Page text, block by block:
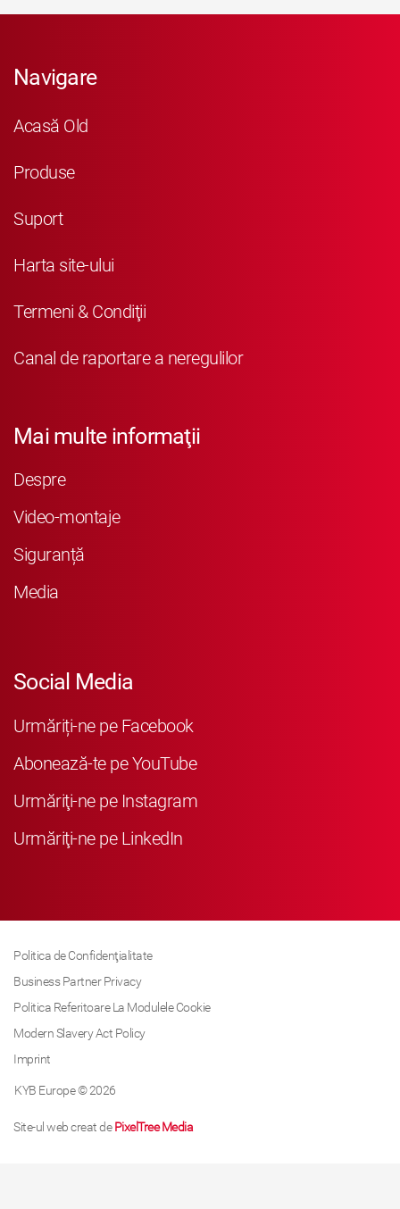
Navigare
Acasă Old
Produse
Suport
Harta site-ului
Termeni & Condiţii
Canal de raportare a neregulilor
Mai multe informaţii
Despre
Video-montaje
Siguranță
Media
Social Media
Urmăriți-ne pe Facebook
Abonează-te pe YouTube
Urmăriţi-ne pe Instagram
Urmăriţi-ne pe LinkedIn
Politica de Confidenţialitate
Business Partner Privacy
Politica Referitoare La Modulele Cookie
Modern Slavery Act Policy
Imprint
KYB Europe © 2026
Site-ul web creat dePixelTree Media